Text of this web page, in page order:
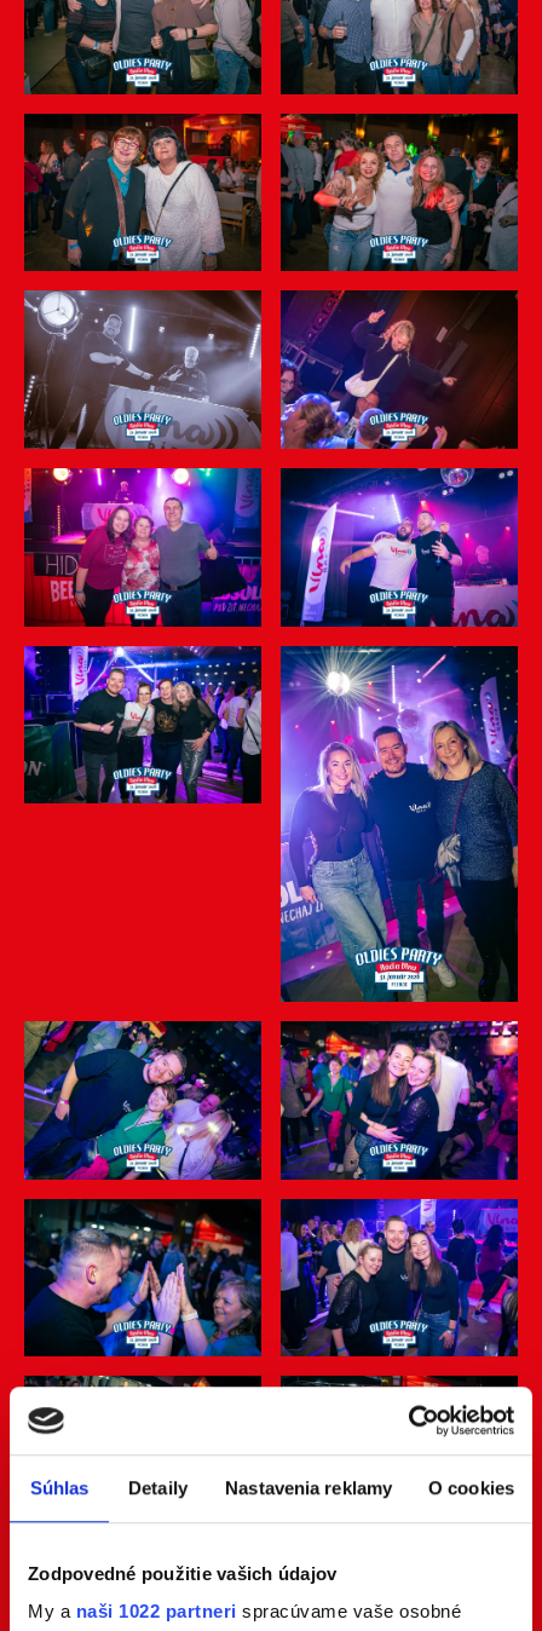
Súhlas Detaily Nastavenia reklamy O cookies
Zodpovedné použitie vašich údajov
My a naši 1022 partneri spracúvame vaše osobné